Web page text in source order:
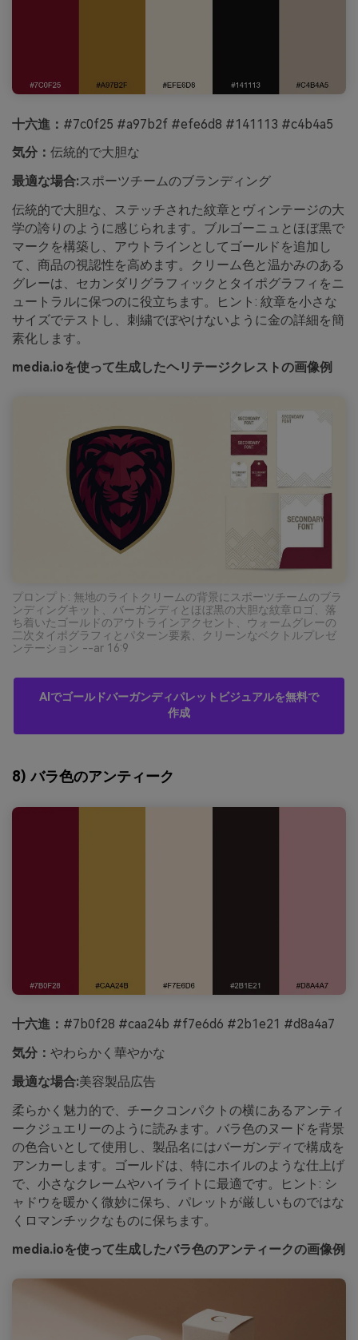
十六進： #7c0f25 #a97b2f #efe6d8 #141113 #c4b4a5
気分： 伝統的で大胆な
最適な場合:スポーツチームのブランディング
伝統的で大胆な、ステッチされた紋章とヴィンテージの大
学の誇りのように感じられます。ブルゴーニュとほぼ黒で
マークを構築し、アウトラインとしてゴールドを追加し
て、商品の視認性を高めます。クリーム色と温かみのある
グレーは、セカンダリグラフィックとタイポグラフィをニ
ュートラルに保つのに役立ちます。ヒント: 紋章を小さな
サイズでテストし、刺繍でぼやけないように金の詳細を簡
素化します。
media.ioを使って生成したヘリテージクレストの画像例
プロンプト: 無地のライトクリームの背景にスポーツチームのブラ
ンディングキット、バーガンディとほぼ黒の大胆な紋章ロゴ、落
ち着いたゴールドのアウトラインアクセント、ウォームグレーの
二次タイポグラフィとパターン要素、クリーンなベクトルプレゼ
ンテーション --ar 16:9
AIでゴールドバーガンディパレットビジュアルを無料で
作成
8) バラ色のアンティーク
十六進： #7b0f28 #caa24b #f7e6d6 #2b1e21 #d8a4a7
気分： やわらかく華やかな
最適な場合:美容製品広告
柔らかく魅力的で、チークコンパクトの横にあるアンティ
ークジュエリーのように読みます。バラ色のヌードを背景
の色合いとして使用し、製品名にはバーガンディで構成を
アンカーします。ゴールドは、特にホイルのような仕上げ
で、小さなクレームやハイライトに最適です。ヒント: シ
ャドウを暖かく微妙に保ち、パレットが厳しいものではな
くロマンチックなものに保ちます。
media.ioを使って生成したバラ色のアンティークの画像例